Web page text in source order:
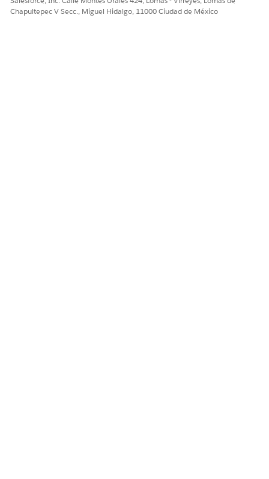
Files. Pegue la URL de descarga del archivo de imagen en
el campo URL de imagen de la alerta de aplicación.
Chapultepec V Secc., Miguel Hidalgo, 11000 Ciudad de México